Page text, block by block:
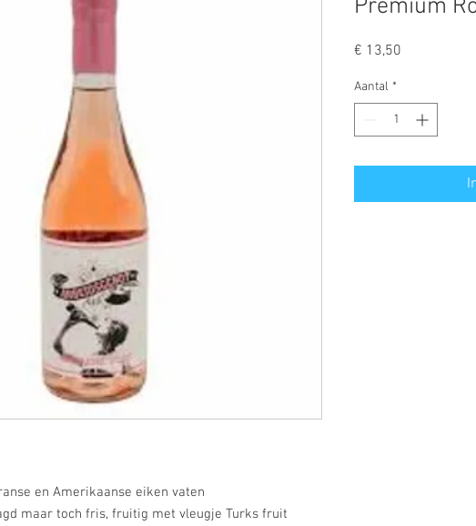
en Amerikaanse eiken vaten
maar toch fris, fruitig met vleugje Turks fruit
Premium
€ 13,50
Aantal *